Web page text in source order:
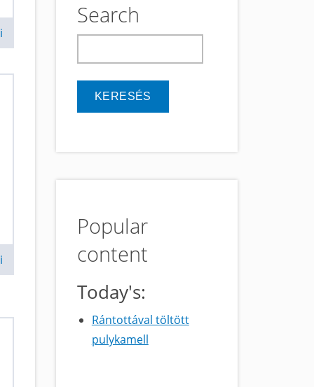
Search
Popular
content
Today's:
Rántottával töltött
pulykamell